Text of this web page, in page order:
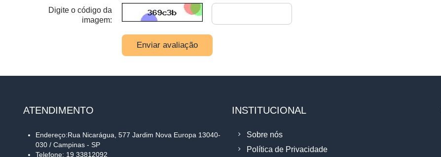
Digite o código da
imagem:
Enviar avaliação
ATENDIMENTO
Endereço:Rua Nicarágua, 577 Jardim Nova Europa 13040-
030 / Campinas - SP
Telefone: 19 33812092
INSTITUCIONAL
Sobre nós
Política de Privacidade